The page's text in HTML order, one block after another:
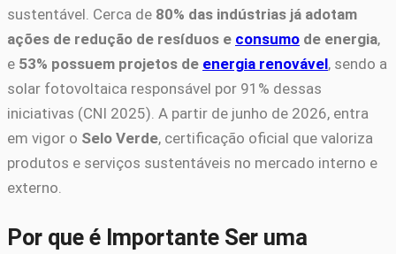
sustentável. Cerca de 80% das indústrias já adotam
ações de redução de resíduos e consumo de energia,
e 53% possuem projetos de energia renovável, sendo a
solar fotovoltaica responsável por 91% dessas
iniciativas (CNI 2025). A partir de junho de 2026, entra
em vigor o Selo Verde, certificação oficial que valoriza
produtos e serviços sustentáveis no mercado interno e
externo.
Por que é Importante Ser uma